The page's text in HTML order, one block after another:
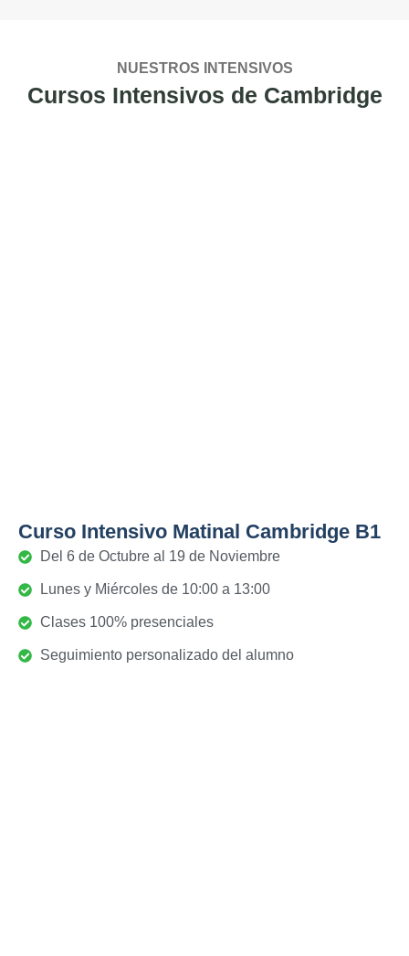
NUESTROS INTENSIVOS
Cursos Intensivos de Cambridge
Curso Intensivo Matinal Cambridge B1
Del 6 de Octubre al 19 de Noviembre
Lunes y Miércoles de 10:00 a 13:00
Clases 100% presenciales
Seguimiento personalizado del alumno